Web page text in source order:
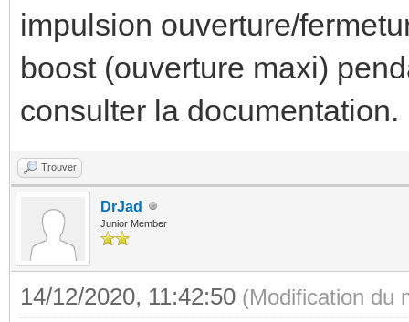
impulsion ouverture/
boost (ouverture maxi)
consulter la documentation.
Trouver
DrJad
Junior Member
14/12/2020, 11:42:50 (Modification du